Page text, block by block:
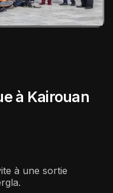
à Kairouan
à une sortie